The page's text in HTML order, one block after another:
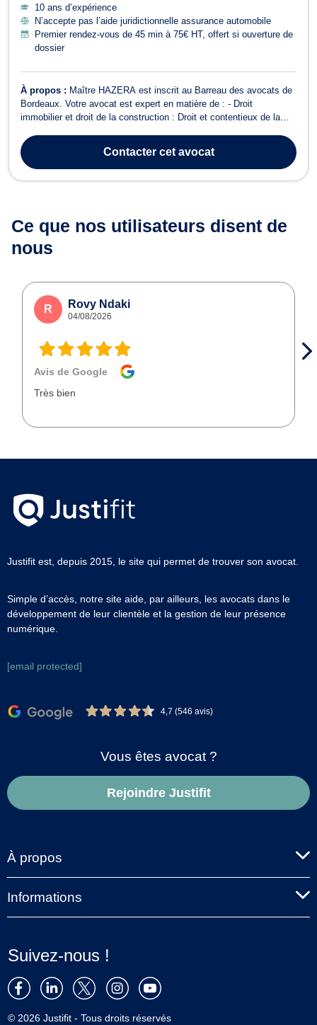
10 ans d’expérience
N’accepte pas l’aide juridictionnelle assurance automobile
Premier rendez-vous de 45 min à 75€ HT, offert si ouverture de
dossier
À propos : Maître HAZERA est inscrit au Barreau des avocats de
Bordeaux. Votre avocat est expert en matière de : - Droit
immobilier et droit de la construction : Droit et contentieux de la
livraison, malfaçons, responsabilité, réception, expertise,
assurance, garantie...Contactercet avocat
Ce que nos utilisateurs disent de
nous
R Rovy Ndaki
04/08/2026
Avis de Google
Très bien
Justifit est, depuis 2015, le site qui permet de trouver son avocat.
Simple d’accès, notre site aide, par ailleurs, les avocats dans le
développement de leur clientèle et la gestion de leur présence
numérique.
[email protected]
4,7 (546 avis)
Vous êtes avocat ?
Rejoindre Justifit
À propos
Informations
Suivez-nous !
© 2026 Justifit - Tous droits réservés